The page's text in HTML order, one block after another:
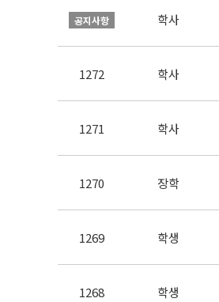
공지사항 학사
1272 학사
1271 학사
1270 장학
1269 학생
1268 학생